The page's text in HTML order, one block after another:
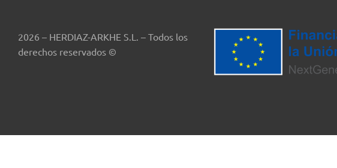
2026 – HERDIAZ-ARKHE S.L. – Todos los
derechos reservados ©